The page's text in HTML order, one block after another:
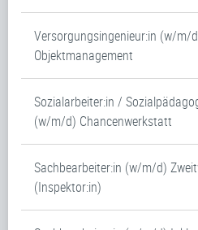
Versorgungsingenieur:in (w/m/
Objektmanagement
Sozialarbeiter:in /
(w/m/d) Chancenwerkstatt
Sachbearbeiter:in (w/m/d)
(Inspektor:in)